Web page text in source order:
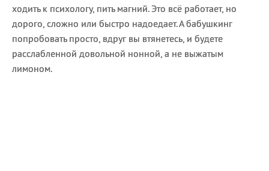
ходить к психологу, пить магний. Это всё работает, но
дорого, сложно или быстро надоедает. А бабушкинг
попробовать просто, вдруг вы втянетесь, и будете
расслабленной довольной нонной, а не выжатым
лимоном.